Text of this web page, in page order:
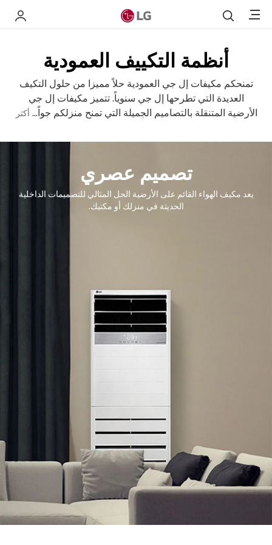
Menu
أنظمة التكييف العمودية
تمنحكم مكيفات إل جي العمودية حلاً مميزا من حلول التكيف
العديدة التي تطرحها إل جي سنوياً. تتميز مكيفات إل جي
الأرضية المتنقلة بالتصاميم الجميلة التي تمنح منزلكم جواً... أكثر
تصميم عصري
يعد مكيف الهواء القائم على الأرضية الحل المثالي للتصميمات الداخلية
الحديثة في منزلك أو مكتبك.